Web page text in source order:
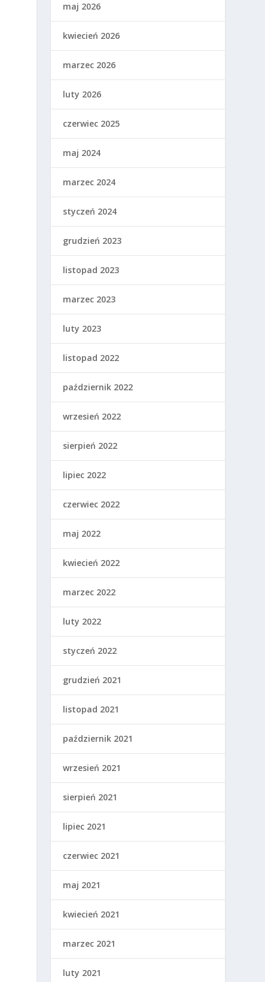
maj 2026
kwiecień 2026
marzec 2026
luty 2026
czerwiec 2025
maj 2024
marzec 2024
styczeń 2024
grudzień 2023
listopad 2023
marzec 2023
luty 2023
listopad 2022
październik 2022
wrzesień 2022
sierpień 2022
lipiec 2022
czerwiec 2022
maj 2022
kwiecień 2022
marzec 2022
luty 2022
styczeń 2022
grudzień 2021
listopad 2021
październik 2021
wrzesień 2021
sierpień 2021
lipiec 2021
czerwiec 2021
maj 2021
kwiecień 2021
marzec 2021
luty 2021